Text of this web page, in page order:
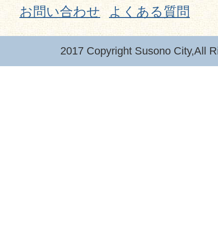
お問い合わせ
よくある質問
2017 Copyright Susono City,All